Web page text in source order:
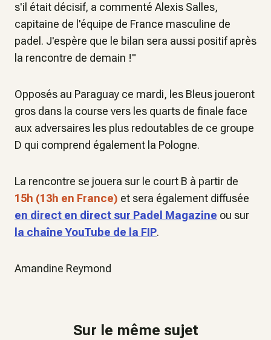
s'il était décisif, a commenté Alexis Salles,
capitaine de l'équipe de France masculine de
padel. J'espère que le bilan sera aussi positif après
la rencontre de demain !"
Opposés au Paraguay ce mardi, les Bleus joueront
gros dans la course vers les quarts de finale face
aux adversaires les plus redoutables de ce groupe
D qui comprend également la Pologne.
La rencontre se jouera sur le court B à partir de
15h (13h en France) et sera également diffusée
en direct en direct sur Padel Magazine ou sur
la chaîne YouTube de la FIP.
Amandine Reymond
Sur le même sujet